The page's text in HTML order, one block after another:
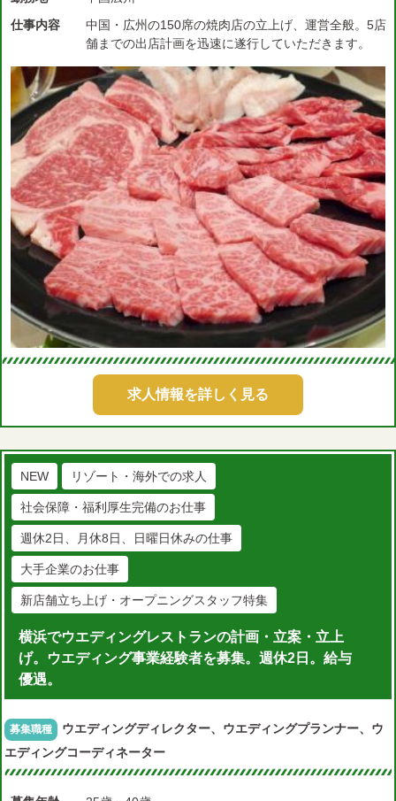
仕事内容
中国・広州の150席の焼肉店の立上げ、運営全般。5店
舗までの出店計画を迅速に遂行していただきます。
求人情報を詳しく見る
NEW リゾート・海外での求人
社会保障・福利厚生完備のお仕事
週休2日、月休8日、日曜日休みの仕事
大手企業のお仕事
新店舗立ち上げ・オープニングスタッフ特集
横浜でウエディングレストランの計画・立案・立上
げ。ウエディング事業経験者を募集。週休2日。給与
優遇。
募集職種
ウエディングディレクター、ウエディングプランナー、ウ
エディングコーディネーター